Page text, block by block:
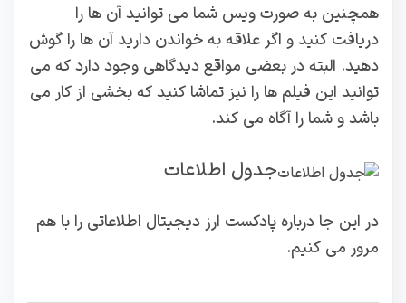
همچنین به صورت ویس شما می توانید آن ها را
دریافت کنید و اگر علاقه به خواندن دارید آن ها را گوش
دهید. البته در بعضی مواقع دیدگاهی وجود دارد که می
توانید این فیلم ها را نیز تماشا کنید که بخشی از کار می
باشد و شما را آگاه می کند.
جدول اطلاعات
در این جا درباره پادکست ارز دیجیتال اطلاعاتی را با هم
مرور می کنیم.